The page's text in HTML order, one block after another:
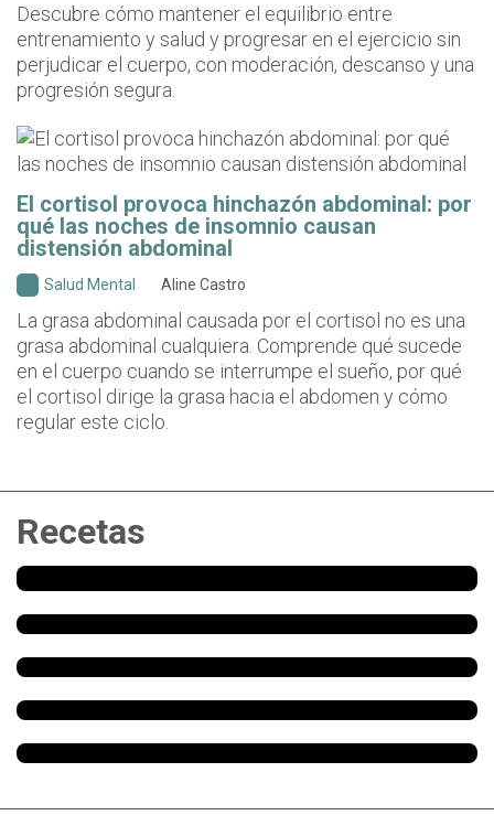
Descubre cómo mantener el equilibrio entre
entrenamiento y salud y progresar en el ejercicio sin
perjudicar el cuerpo, con moderación, descanso y una
progresión segura.
El cortisol provoca hinchazón abdominal: por
qué las noches de insomnio causan
distensión abdominal
Salud Mental Aline Castro
La grasa abdominal causada por el cortisol no es una
grasa abdominal cualquiera. Comprende qué sucede
en el cuerpo cuando se interrumpe el sueño, por qué
el cortisol dirige la grasa hacia el abdomen y cómo
regular este ciclo.
Recetas